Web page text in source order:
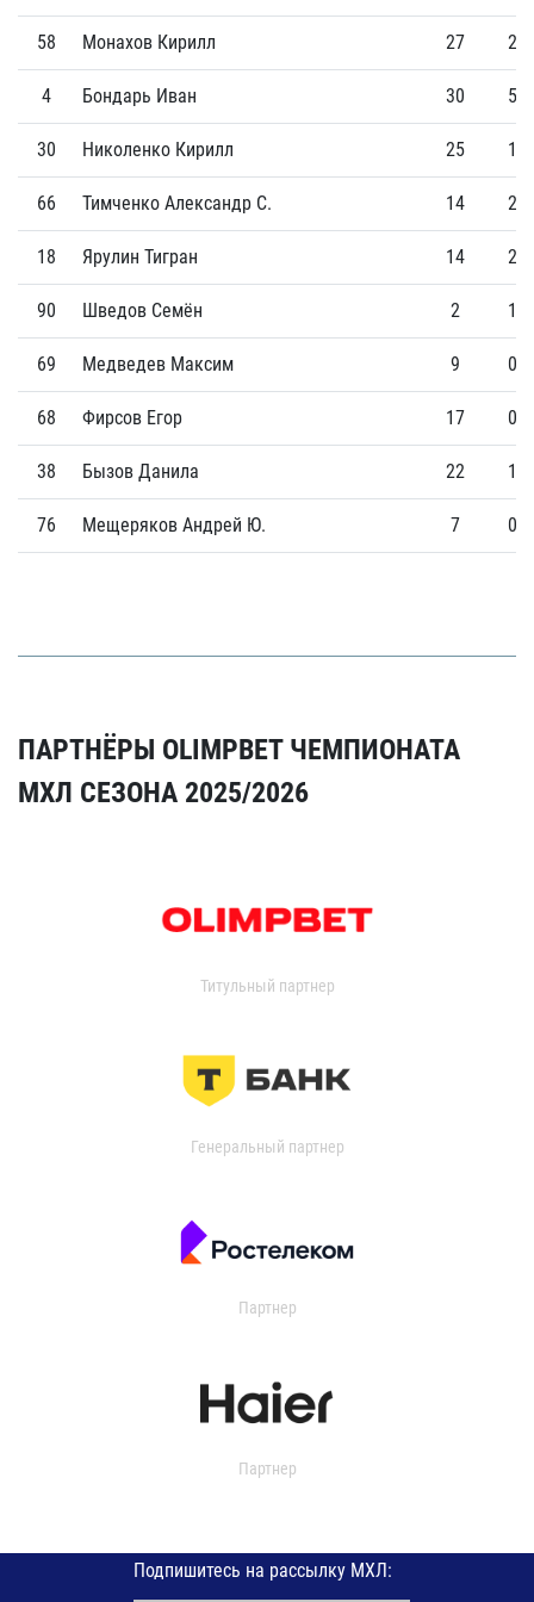
58 Монахов Кирилл 27 2
4 Бондарь Иван 30 5
30 Николенко Кирилл 25 1
66 Тимченко Александр С. 14 2
18 Ярулин Тигран 14 2
90 Шведов Семён 2 1
69 Медведев Максим 9 0
68 Фирсов Егор 17 0
38 Бызов Данила 22 1
76 Мещеряков Андрей Ю. 7 0
ПАРТНЁРЫ OLIMPBET ЧЕМПИОНАТА
МХЛ СЕЗОНА 2025/2026
Титульный партнер
Генеральный партнер
Партнер
Партнер
Подпишитесь на рассылку МХЛ: